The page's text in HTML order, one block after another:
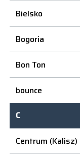
Bielsko
Bogoria
Bon Ton
bounce
C
Centrum (Kalisz)